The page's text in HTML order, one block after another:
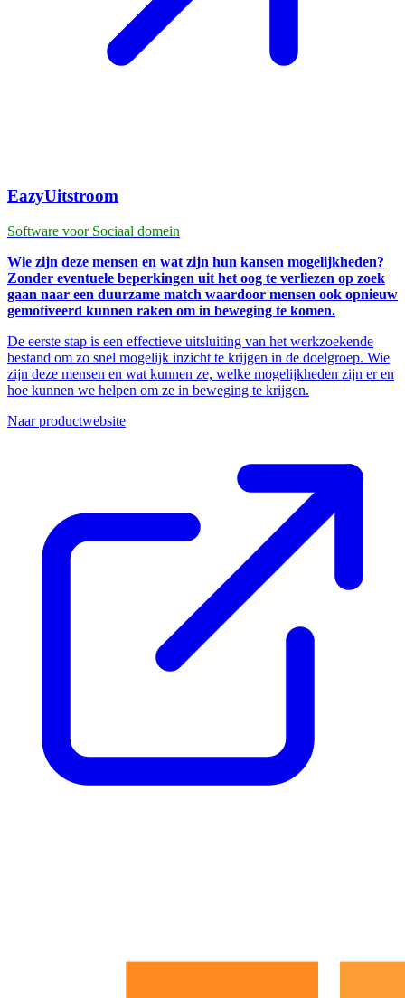
EazyUitstroom
Software voor Sociaal domein
Wie zijn deze mensen en wat zijn hun kansen mogelijkheden?
Zonder eventuele beperkingen uit het oog te verliezen op zoek
gaan naar een duurzame match waardoor mensen ook opnieuw
gemotiveerd kunnen raken om in beweging te komen.
De eerste stap is een effectieve uitsluiting van het werkzoekende
bestand om zo snel mogelijk inzicht te krijgen in de doelgroep. Wie
zijn deze mensen en wat kunnen ze, welke mogelijkheden zijn er en
hoe kunnen we helpen om ze in beweging te krijgen.
Naar productwebsite